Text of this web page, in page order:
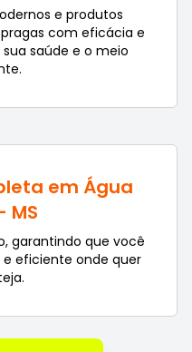
e produtos
com eficácia e
saúde e o meio
em Água
MS
garantindo que você
eficiente onde quer